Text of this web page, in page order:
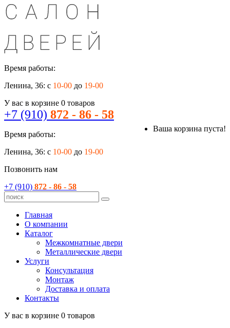
Время работы:
Ленина, 36: с 10-00 до 19-00
У вас в корзине 0 товаров
Ваша корзина пуста!
+7 (910) 872 - 86 - 58
Время работы:
Ленина, 36: с 10-00 до 19-00
Позвонить нам
+7 (910) 872 - 86 - 58
Главная
О компании
Каталог
Межкомнатные двери
Металлические двери
Услуги
Консультация
Монтаж
Доставка и оплата
Контакты
У вас в корзине 0 товаров